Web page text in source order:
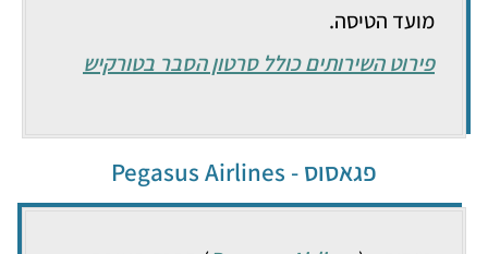
מועד הטיסה.
פירוט השירותים כולל סרטון הסבר בטורקיש
פגאסוס - Pegasus Airlines